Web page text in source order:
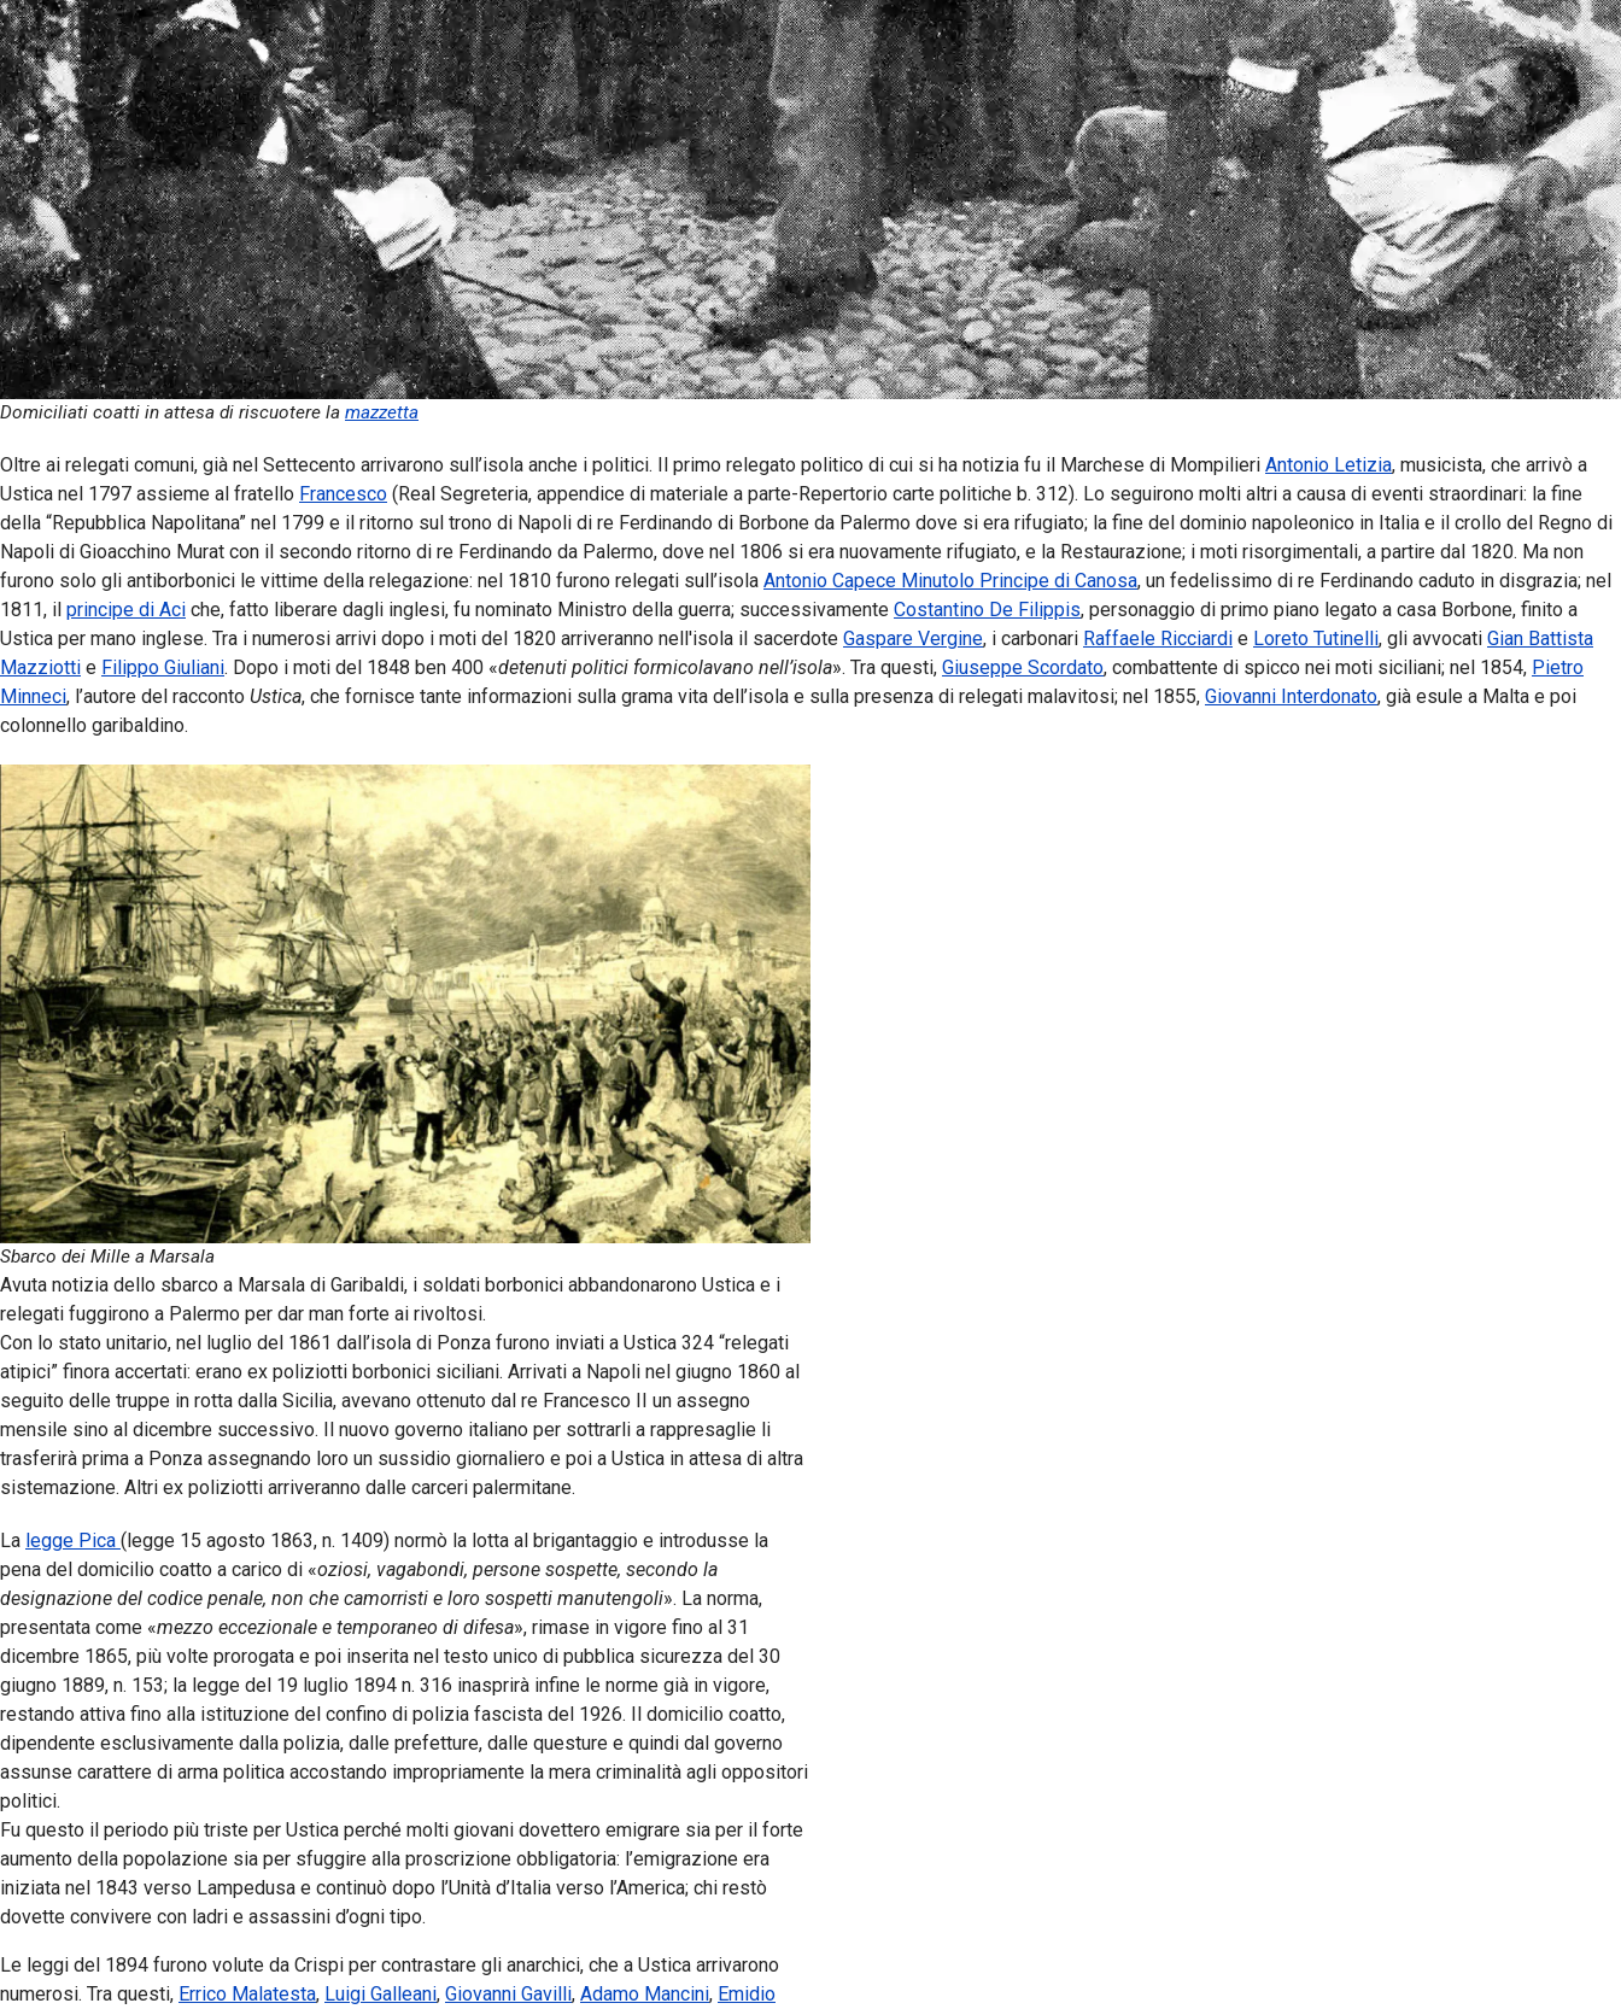
Domiciliati coatti in attesa di riscuotere la mazzetta
Oltre ai relegati comuni, già nel Settecento arrivarono sull’isola anche i politici. Il primo relegato politico di cui si ha notizia fu il Marchese di Mompilieri Antonio Letizia, musicista, che arrivò a
Ustica nel 1797 assieme al fratello Francesco (Real Segreteria, appendice di materiale a parte-Repertorio carte politiche b. 312). Lo seguirono molti altri a causa di eventi straordinari: la fine
della “Repubblica Napolitana” nel 1799 e il ritorno sul trono di Napoli di re Ferdinando di Borbone da Palermo dove si era rifugiato; la fine del dominio napoleonico in Italia e il crollo del Regno di
Napoli di Gioacchino Murat con il secondo ritorno di re Ferdinando da Palermo, dove nel 1806 si era nuovamente rifugiato, e la Restaurazione; i moti risorgimentali, a partire dal 1820. Ma non
furono solo gli antiborbonici le vittime della relegazione: nel 1810 furono relegati sull’isola Antonio Capece Minutolo Principe di Canosa, un fedelissimo di re Ferdinando caduto in disgrazia; nel
1811, il principe di Aci che, fatto liberare dagli inglesi, fu nominato Ministro della guerra; successivamente Costantino De Filippis, personaggio di primo piano legato a casa Borbone, finito a
Ustica per mano inglese. Tra i numerosi arrivi dopo i moti del 1820 arriveranno nell'isola il sacerdote Gaspare Vergine, i carbonari Raffaele Ricciardi e Loreto Tutinelli, gli avvocati Gian Battista
Mazziotti e Filippo Giuliani. Dopo i moti del 1848 ben 400 «detenuti politici formicolavano nell’isola». Tra questi, Giuseppe Scordato, combattente di spicco nei moti siciliani; nel 1854, Pietro
Minneci, l’autore del racconto Ustica, che fornisce tante informazioni sulla grama vita dell’isola e sulla presenza di relegati malavitosi; nel 1855, Giovanni Interdonato, già esule a Malta e poi
colonnello garibaldino.
Sbarco dei Mille a Marsala
Avuta notizia dello sbarco a Marsala di Garibaldi, i soldati borbonici abbandonarono Ustica e i
relegati fuggirono a Palermo per dar man forte ai rivoltosi.
Con lo stato unitario, nel luglio del 1861 dall’isola di Ponza furono inviati a Ustica 324 “relegati
atipici” finora accertati: erano ex poliziotti borbonici siciliani. Arrivati a Napoli nel giugno 1860 al
seguito delle truppe in rotta dalla Sicilia, avevano ottenuto dal re Francesco II un assegno
mensile sino al dicembre successivo. Il nuovo governo italiano per sottrarli a rappresaglie li
trasferirà prima a Ponza assegnando loro un sussidio giornaliero e poi a Ustica in attesa di altra
sistemazione. Altri ex poliziotti arriveranno dalle carceri palermitane.
La legge Pica (legge 15 agosto 1863, n. 1409) normò la lotta al brigantaggio e introdusse la
pena del domicilio coatto a carico di «oziosi, vagabondi, persone sospette, secondo la
designazione del codice penale, non che camorristi e loro sospetti manutengoli». La norma,
presentata come «mezzo eccezionale e temporaneo di difesa», rimase in vigore fino al 31
dicembre 1865, più volte prorogata e poi inserita nel testo unico di pubblica sicurezza del 30
giugno 1889, n. 153; la legge del 19 luglio 1894 n. 316 inasprirà infine le norme già in vigore,
restando attiva fino alla istituzione del confino di polizia fascista del 1926. Il domicilio coatto,
dipendente esclusivamente dalla polizia, dalle prefetture, dalle questure e quindi dal governo
assunse carattere di arma politica accostando impropriamente la mera criminalità agli oppositori
politici.
Fu questo il periodo più triste per Ustica perché molti giovani dovettero emigrare sia per il forte
aumento della popolazione sia per sfuggire alla proscrizione obbligatoria: l’emigrazione era
iniziata nel 1843 verso Lampedusa e continuò dopo l’Unità d’Italia verso l’America; chi restò
dovette convivere con ladri e assassini d’ogni tipo.
Le leggi del 1894 furono volute da Crispi per contrastare gli anarchici, che a Ustica arrivarono
numerosi. Tra questi, Errico Malatesta, Luigi Galleani, Giovanni Gavilli, Adamo Mancini, Emidio